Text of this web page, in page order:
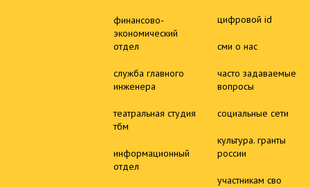
финансово-
экономический
отдел
служба главного
инженера
театральная студия
тбм
информационный
отдел
цифровой id
сми о нас
часто задаваемые
вопросы
социальные сети
культура. гранты
россии
участникам сво